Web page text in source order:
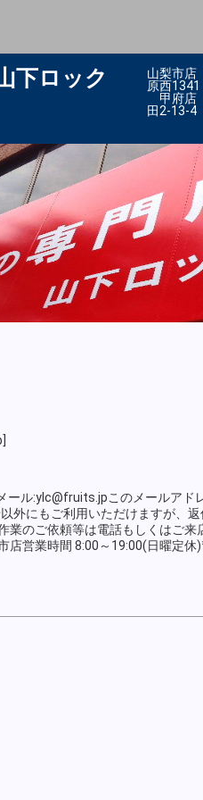
下ロック
山梨市
原西
甲府店
田2-13-
ール:ylc@fruits.jpこのメールアド
外にもご利用いただけますが、
業のご依頼等は電話もしくはご来
店営業時間 8:00～19:00(日曜定